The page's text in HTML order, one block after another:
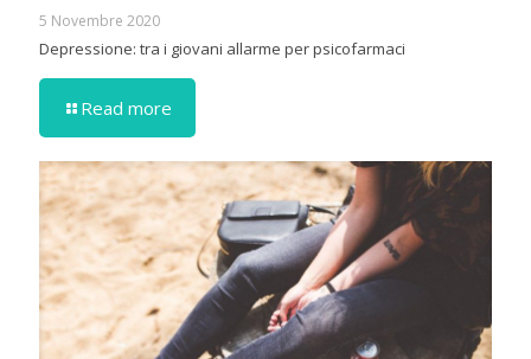
5 Novembre 2020
Depressione: tra i giovani allarme per psicofarmaci
Read more